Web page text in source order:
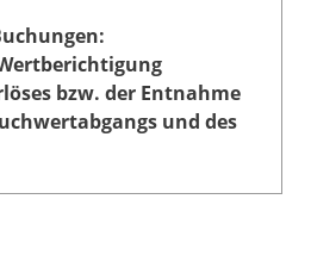
bzw. der Entnahme
und des